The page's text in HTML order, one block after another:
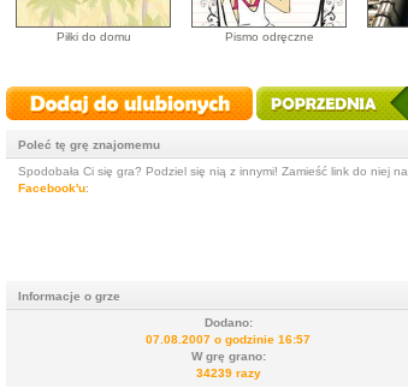
Piłki do domu Pismo odręczne
Poleć tę grę znajomemu
Spodobała Ci się gra? Podziel się nią z innymi! Zamieść link do niej na
Facebook'u:
Informacje o grze
Dodano:
07.08.2007 o godzinie 16:57
W grę grano:
34239 razy